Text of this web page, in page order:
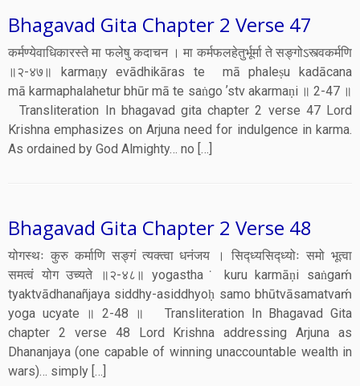
Bhagavad Gita Chapter 2 Verse 47
कर्मण्येवाधिकारस्ते मा फलेषु कदाचन । मा कर्मफलहेतुर्भूर्मा ते सङ्गोऽस्त्वकर्मणि
॥२-४७॥ karmaṇy evādhikāras te mā phaleṣu kadācana
mā karmaphalahetur bhūr mā te saṅgo ʼstv akarmaṇi ॥ 2-47 ॥
Transliteration In bhagavad gita chapter 2 verse 47 Lord
Krishna emphasizes on Arjuna need for indulgence in karma.
As ordained by God Almighty… no […]
Bhagavad Gita Chapter 2 Verse 48
योगस्थः कुरु कर्माणि सङ्गं त्यक्त्वा धनंजय । सिद्ध्यसिद्ध्योः समो भूत्वा
समत्वं योग उच्यते ॥२-४८॥ yogastha˙ kuru karmāṇi saṅgaḿ
tyaktvādhanañjaya siddhy-asiddhyoḥ samo bhūtvāsamatvaḿ
yoga ucyate ॥ 2-48 ॥ Transliteration In Bhagavad Gita
chapter 2 verse 48 Lord Krishna addressing Arjuna as
Dhananjaya (one capable of winning unaccountable wealth in
wars)… simply […]